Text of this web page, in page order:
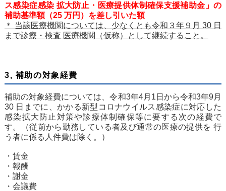
ス感染症感染 拡大防止・医療提供体制確保支援補助金」の
補助基準額（25 万円）を差し引いた額
＊ 当該医療機関については、少なくとも令和３年９月 30 日
まで診療・検査 医療機関（仮称）として継続すること。
3, 補助の対象経費
補助の対象経費については、令和3年4月1日から令和3年9月
30 日までに、かかる新型コロナウイルス感染症に対応した
感染拡大防止対策や診療体制確保等に要する次の経費で
す。（従前から勤務している者及び通常の医療の提供を 行
う者に係る人件費は除く。）
・賃金
・報酬
・謝金
・会議費